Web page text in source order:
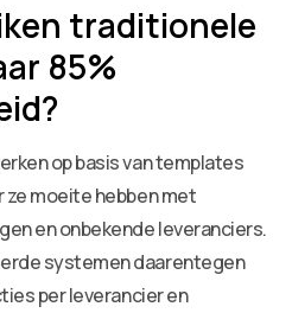
traditionele
85%
op basis van templates
ze moeite hebben met
en onbekende leveranciers.
systemen daarentegen
per leverancier en